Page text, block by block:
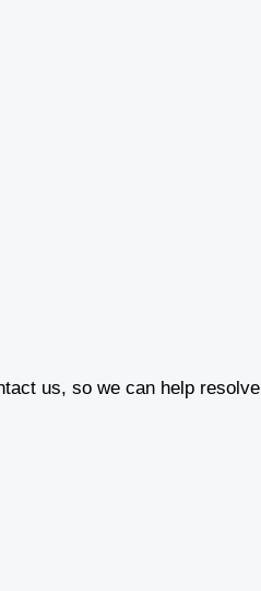
us, so we can help resolve